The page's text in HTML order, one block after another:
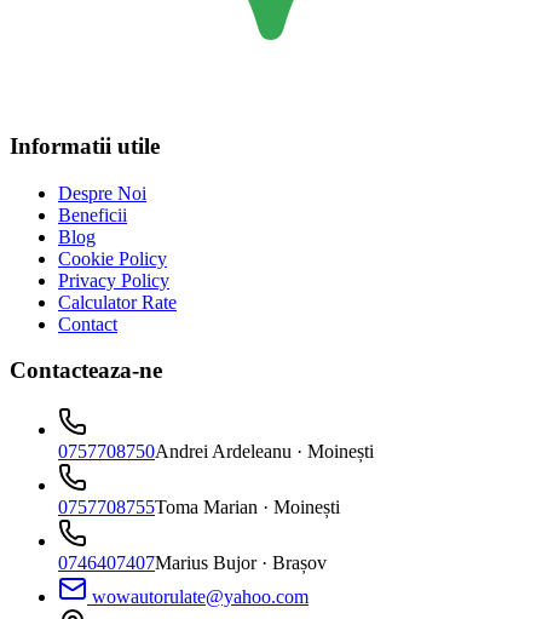
Informatii utile
Despre Noi
Beneficii
Blog
Cookie Policy
Privacy Policy
Calculator Rate
Contact
Contacteaza-ne
0757708750Andrei Ardeleanu · Moinești
0757708755Toma Marian · Moinești
0746407407Marius Bujor · Brașov
wowautorulate@yahoo.com